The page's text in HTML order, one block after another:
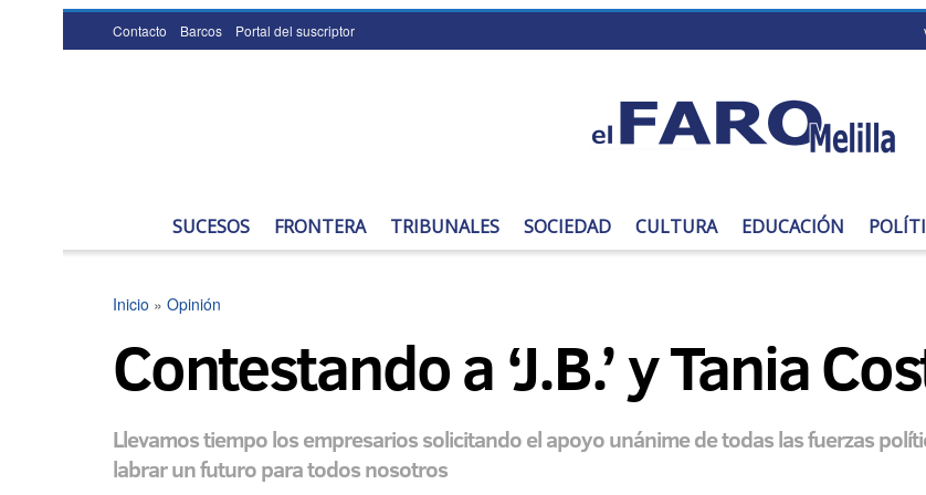
Contacto Barcos Portal del suscriptor
SUCESOS FRONTERA TRIBUNALES SOCIEDAD CULTURA EDUCACIÓN
Inicio » Opinión
Contestando a ‘J.B.’ y Tania
Llevamos tiempo los empresarios solicitando el apoyo unánime de todas las fuerzas
labrar un futuro para todos nosotros